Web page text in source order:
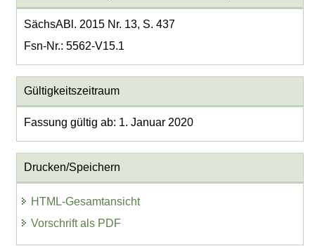
SächsABl. 2015 Nr. 13, S. 437
Fsn-Nr.: 5562-V15.1
Gültigkeitszeitraum
Fassung gültig ab: 1. Januar 2020
Drucken/Speichern
HTML-Gesamtansicht
Vorschrift als PDF